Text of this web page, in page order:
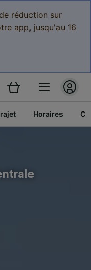
réduction sur
app, jusqu'au 16
Horaires